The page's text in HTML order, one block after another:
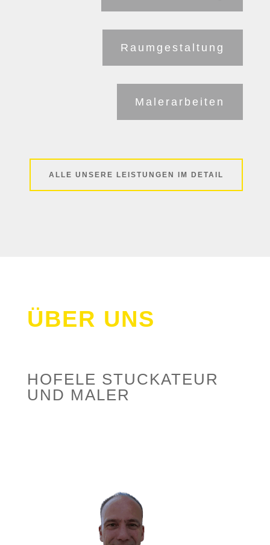
Raumgestaltung
Malerarbeiten
ALLE UNSERE LEISTUNGEN IM DETAIL
ÜBER UNS
HOFELE STUCKATEUR
UND MALER